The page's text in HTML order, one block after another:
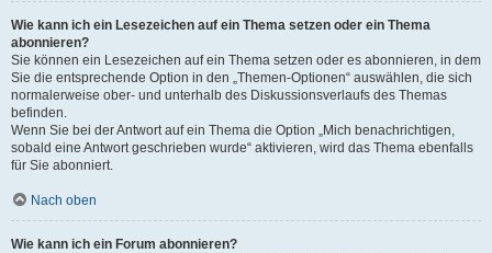
Wie kann ich ein Lesezeichen auf ein Thema setzen oder ein Thema
abonnieren?
Sie können ein Lesezeichen auf ein Thema setzen oder es abonnieren, in dem
Sie die entsprechende Option in den „Themen-Optionen“ auswählen, die sich
normalerweise ober- und unterhalb des Diskussionsverlaufs des Themas
befinden.
Wenn Sie bei der Antwort auf ein Thema die Option „Mich benachrichtigen,
sobald eine Antwort geschrieben wurde“ aktivieren, wird das Thema ebenfalls
für Sie abonniert.
Nach oben
Wie kann ich ein Forum abonnieren?